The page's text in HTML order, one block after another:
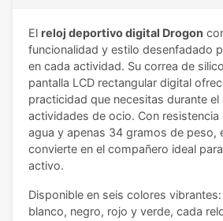
El reloj deportivo digital Drogon
funcionalidad y estilo desenfadado
en cada actividad. Su correa de
pantalla LCD rectangular digital
practicidad que necesitas durante el
actividades de ocio. Con resistencia
agua y apenas 34 gramos de peso,
convierte en el compañero ideal
activo.
Disponible en seis colores
blanco, negro, rojo y verde, cada